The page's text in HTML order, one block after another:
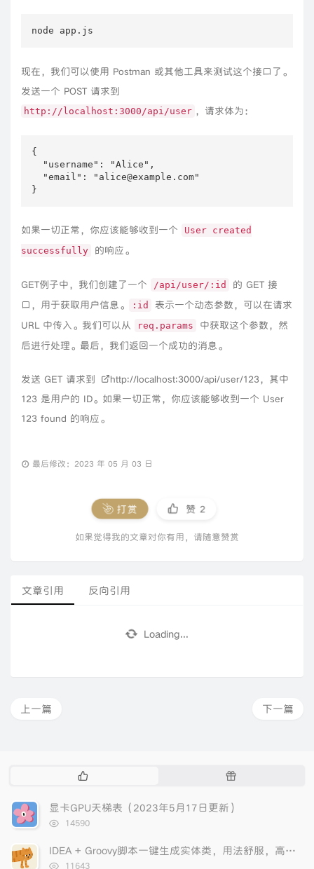
node app.js
现在，我们可以使用 Postman 或其他工具来测试这个接口了。
发送一个 POST 请求到
http://localhost:3000/api/user ，请求体为：
{
  "username": "Alice",
  "email": "alice@example.com"
}
如果一切正常，你应该能够收到一个
User created
successfully
的响应。
GET例子中，我们创建了一个 /api/user/:id
的 GET 接
口，用于获取用户信息。
:id
表示一个动态参数，可以在请求
URL 中传入。我们可以从
req.params
中获取这个参数，然
后进行处理。最后，我们返回一个成功的消息。
发送 GET 请求到 http://localhost:3000/api/user/123，其中
123 是用户的 ID。如果一切正常，你应该能够收到一个 User
123 found 的响应。
最后修改：2023 年 05 月 03 日
打赏 赞 2
如果觉得我的文章对你有用，请随意赞赏
文章引用 反向引用
Loading...
下一篇
上一篇
文
章
随
显卡GPU天梯表（2023年5月17日更新）
浏
次
数:
14590
IDEA + Groovy脚本一键生成实体类，用法舒服，高效！
浏
11643